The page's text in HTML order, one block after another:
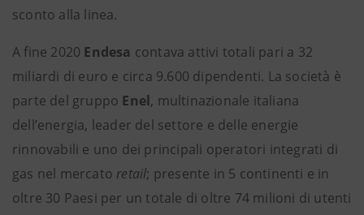
sconto alla linea.
A fine 2020 Endesa contava attivi totali pari a 32
miliardi di euro e circa 9.600 dipendenti. La società è
parte del gruppo Enel, multinazionale italiana
dell’energia, leader del settore e delle energie
rinnovabili e uno dei principali operatori integrati di
gas nel mercato retail; presente in 5 continenti e in
oltre 30 Paesi per un totale di oltre 74 milioni di utenti